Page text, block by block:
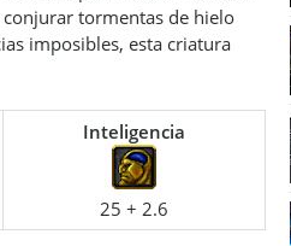
conjurar tormentas de hielo
imposibles, esta criatura
Inteligencia
25 + 2.6